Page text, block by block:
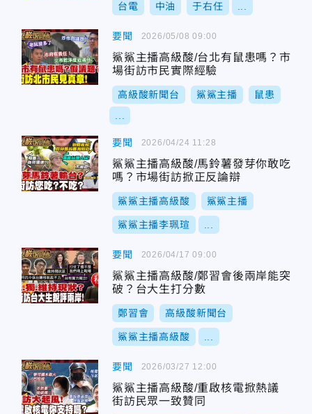
台電 中油 于右任
要聞
鯊鯊主播高級酸/台北有鼠患嗎？市
場街訪市民實際經驗
高級酸新聞台 鯊鯊主播 鼠患
2026/05/08 09:00
要聞
鯊鯊主播高級酸/馬鈴薯發芽你敢吃
嗎？市場街訪掀正反論辯
鯊鯊主播高級酸 鯊鯊主播
鯊鯊主播李珮瑄
2026/04/24 11:28
要聞
鯊鯊主播高級酸/鄭習會後兩岸能突
破？台大生打分數
鄭習會 高級酸新聞台
鯊鯊主播高級酸
2026/04/17 09:00
要聞
鯊鯊主播高級酸/重啟核電掀熱議
街訪民眾一致贊同
2026/03/27 12:00